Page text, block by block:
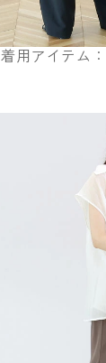
着用アイテム：